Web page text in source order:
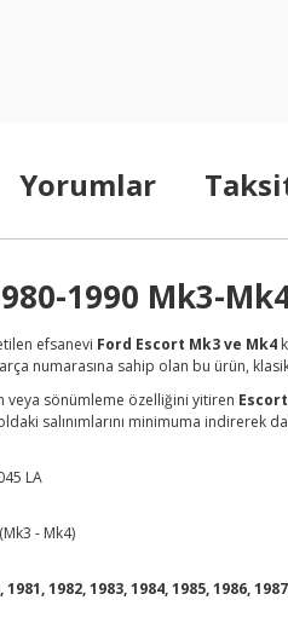
Yorumlar
1990 Mk3-
efsanevi Ford Escort Mk3 ve Mk4
numarasına sahip olan bu ürün,
veya sönümleme özelliğini yitiren
salınımlarını minimuma indirerek
LA
- Mk4)
1981, 1982, 1983, 1984, 1985, 1986,